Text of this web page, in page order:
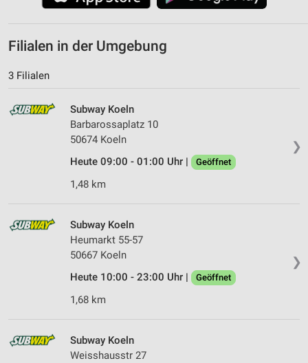
Filialen in der Umgebung
3 Filialen
❯
Subway Koeln
Barbarossaplatz 10
50674 Koeln
Heute 09:00 - 01:00 Uhr |
Geöffnet
1,48 km
❯
Subway Koeln
Heumarkt 55-57
50667 Koeln
Heute 10:00 - 23:00 Uhr |
Geöffnet
1,68 km
Subway Koeln
Weisshausstr 27